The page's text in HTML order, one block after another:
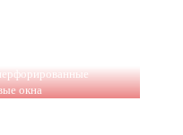
окна